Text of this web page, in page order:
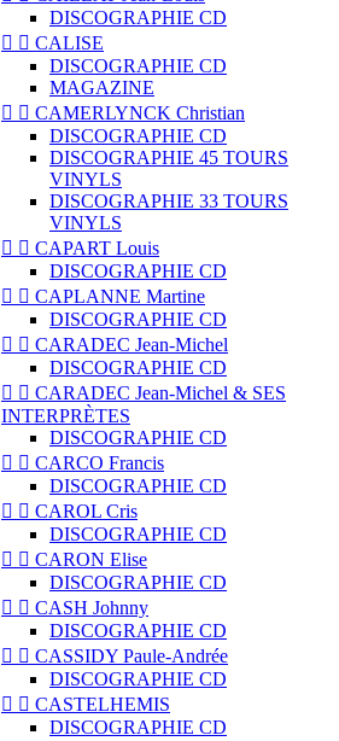
DISCOGRAPHIE CD
  CALISE
DISCOGRAPHIE CD
MAGAZINE
  CAMERLYNCK Christian
DISCOGRAPHIE CD
DISCOGRAPHIE 45 TOURS
VINYLS
DISCOGRAPHIE 33 TOURS
VINYLS
  CAPART Louis
DISCOGRAPHIE CD
  CAPLANNE Martine
DISCOGRAPHIE CD
  CARADEC Jean-Michel
DISCOGRAPHIE CD
  CARADEC Jean-Michel & SES
INTERPRÈTES
DISCOGRAPHIE CD
  CARCO Francis
DISCOGRAPHIE CD
  CAROL Cris
DISCOGRAPHIE CD
  CARON Elise
DISCOGRAPHIE CD
  CASH Johnny
DISCOGRAPHIE CD
  CASSIDY Paule-Andrée
DISCOGRAPHIE CD
  CASTELHEMIS
DISCOGRAPHIE CD